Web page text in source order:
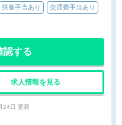
扶養手当あり 交通費手当あり
認する
求人情報を見る
24日 更新